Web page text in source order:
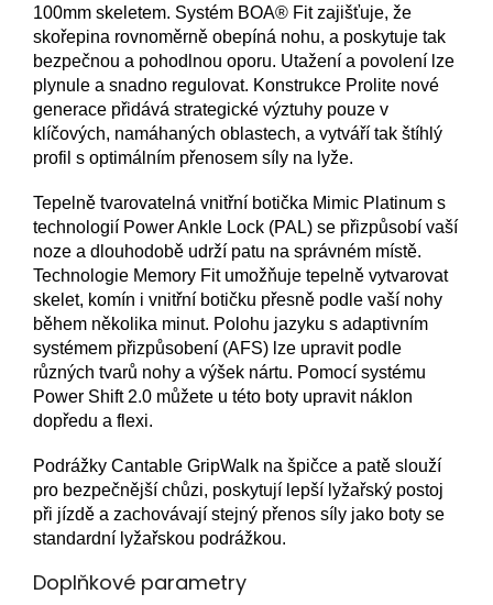
100mm skeletem. Systém BOA® Fit zajišťuje, že
skořepina rovnoměrně obepíná nohu, a poskytuje tak
bezpečnou a pohodlnou oporu. Utažení a povolení lze
plynule a snadno regulovat. Konstrukce Prolite nové
generace přidává strategické výztuhy pouze v
klíčových, namáhaných oblastech, a vytváří tak štíhlý
profil s optimálním přenosem síly na lyže.
Tepelně tvarovatelná vnitřní botička Mimic Platinum s
technologií Power Ankle Lock (PAL) se přizpůsobí vaší
noze a dlouhodobě udrží patu na správném místě.
Technologie Memory Fit umožňuje tepelně vytvarovat
skelet, komín i vnitřní botičku přesně podle vaší nohy
během několika minut. Polohu jazyku s adaptivním
systémem přizpůsobení (AFS) lze upravit podle
různých tvarů nohy a výšek nártu. Pomocí systému
Power Shift 2.0 můžete u této boty upravit náklon
dopředu a flexi.
Podrážky Cantable GripWalk na špičce a patě slouží
pro bezpečnější chůzi, poskytují lepší lyžařský postoj
při jízdě a zachovávají stejný přenos síly jako boty se
standardní lyžařskou podrážkou.
Doplňkové parametry